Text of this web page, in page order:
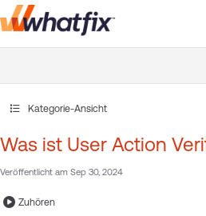
Documentation Index
Kategorie-Ansicht
Was ist User Action
Veröffentlicht am Sep 30, 2024
Zuhören